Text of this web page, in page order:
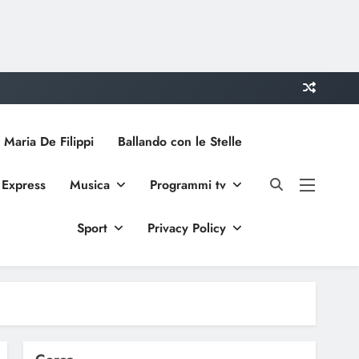
De Filippi Ballando con le Stelle
Musica Programmi tv
Sport Privacy Policy